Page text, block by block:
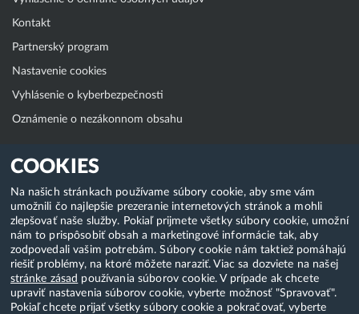
COOKIES
Na našich stránkach používame súbory cookie, aby sme vám
umožnili čo najlepšie prezeranie internetových stránok a mohli
zlepšovať naše služby. Pokiaľ prijmete všetky súbory cookie, umožní
nám to prispôsobiť obsah a marketingové informácie tak, aby
zodpovedali vašim potrebám. Súbory cookie nám taktiež pomáhajú
riešiť problémy, na ktoré môžete naraziť. Viac sa dozviete na našej
stránke zásad používania súborov cookie. V prípade ak chcete
upraviť nastavenia súborov cookie, vyberte možnosť "Spravovať".
Pokiaľ chcete prijať všetky súbory cookie a pokračovať, vyberte
Kontakt
Partnerský program
Nastavenie cookies
Vyhlásenie o kyberbezpečnosti
Oznámenie o nezákonnom obsahu
Klientská zóna
WebAdmin
WebMail
Zmena hesla (E-mail, FTP, SSH)
Webhosting
Domény